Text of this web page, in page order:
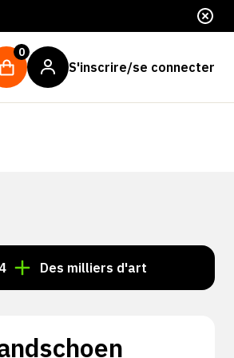
0
S'inscrire/se connecter
milliers d'articles toujours en